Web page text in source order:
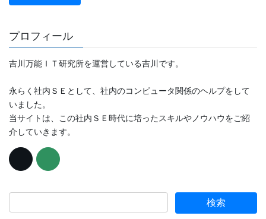
プロフィール
吉川万能ＩＴ研究所を運営している吉川です。
永らく社内ＳＥとして、社内のコンピュータ関係のヘルプをして
いました。
当サイトは、この社内ＳＥ時代に培ったスキルやノウハウをご紹
介していきます。